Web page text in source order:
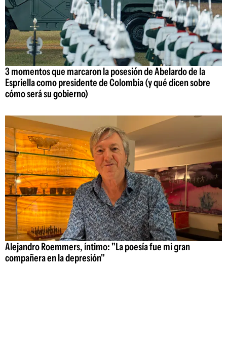
3 momentos que marcaron la posesión de Abelardo de la
Espriella como presidente de Colombia (y qué dicen sobre
cómo será su gobierno)
Alejandro Roemmers, íntimo: "La poesía fue mi gran
compañera en la depresión"